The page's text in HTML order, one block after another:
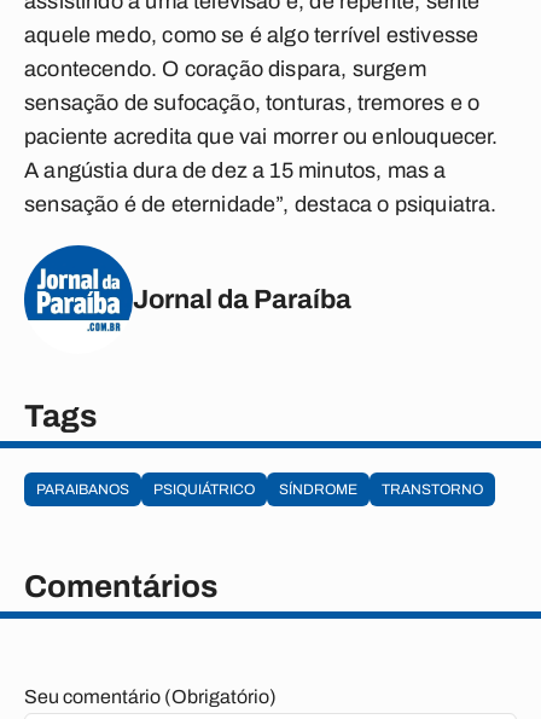
aquele medo, como se é algo terrível estivesse
acontecendo. O coração dispara, surgem
sensação de sufocação, tonturas, tremores e o
paciente acredita que vai morrer ou enlouquecer.
A angústia dura de dez a 15 minutos, mas a
sensação é de eternidade”, destaca o psiquiatra.
Jornal da Paraíba
Tags
PARAIBANOS PSIQUIÁTRICO SÍNDROME TRANSTORNO
Comentários
Seu comentário (Obrigatório)